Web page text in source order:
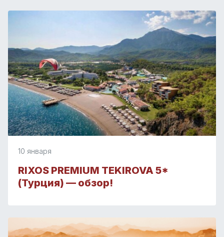
10 января
RIXOS PREMIUM TEKIROVA 5*
(Турция) — обзор!